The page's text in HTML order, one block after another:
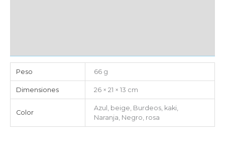
Peso 66 g
Dimensiones 26 × 21 × 13 cm
Color
Azul, beige, Burdeos, kaki,
Naranja, Negro, rosa